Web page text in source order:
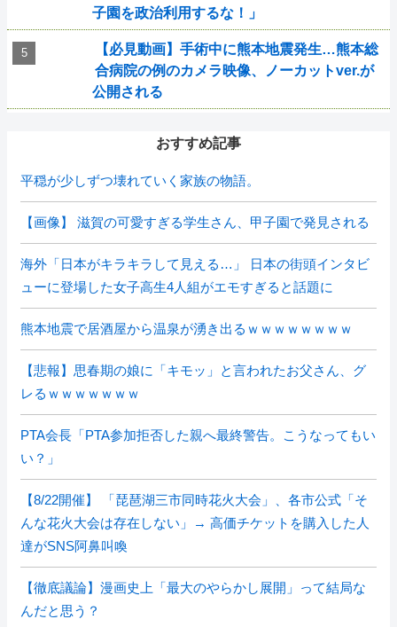
子園を政治利用するな！」
【必見動画】手術中に熊本地震発生…熊本総
合病院の例のカメラ映像、ノーカットver.が
公開される
おすすめ記事
平穏が少しずつ壊れていく家族の物語。
【画像】 滋賀の可愛すぎる学生さん、甲子園で発見される
海外「日本がキラキラして見える…」 日本の街頭インタビ
ューに登場した女子高生4人組がエモすぎると話題に
熊本地震で居酒屋から温泉が湧き出るｗｗｗｗｗｗｗｗ
【悲報】思春期の娘に「キモッ」と言われたお父さん、グ
レるｗｗｗｗｗｗｗ
PTA会長「PTA参加拒否した親へ最終警告。こうなってもい
い？」
【8/22開催】 「琵琶湖三市同時花火大会」、各市公式「そ
んな花火大会は存在しない」→ 高価チケットを購入した人
達がSNS阿鼻叫喚
【徹底議論】漫画史上「最大のやらかし展開」って結局な
んだと思う？